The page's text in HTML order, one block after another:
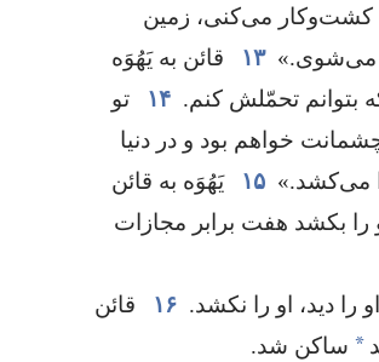
کشت‌وکار می‌کنی،‏ زمین
می‌شوی.‏» ۱۳
قائن به یَهُوَه
تحمّلش کنم.‏ ۱۴
تو
خواهم بود و در دنیا
می‌کشد.‏» ۱۵
یَهُوَه به قائن
بکشد هفت برابر مجازات
دید،‏ او را نکشد.‏ ۱۶
قائن
* ساکن شد.‏